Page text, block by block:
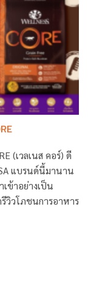
(เวลเนส คอร์) ดี
แบรนด์นี้มานาน
ข้าอย่างเป็น
วิวโภชนการอาหาร